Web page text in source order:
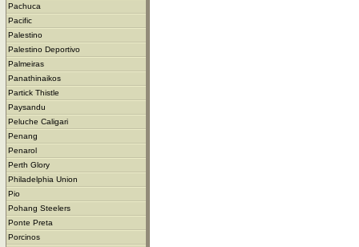
Pachuca
Pacific
Palestino
Palestino Deportivo
Palmeiras
Panathinaikos
Partick Thistle
Paysandu
Peluche Caligari
Penang
Penarol
Perth Glory
Philadelphia Union
Pio
Pohang Steelers
Ponte Preta
Porcinos